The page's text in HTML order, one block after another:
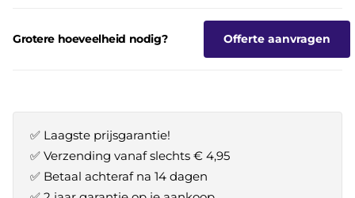
Grotere hoeveelheid nodig? Offerte aanvragen
✅ Laagste prijsgarantie!
✅ Verzending vanaf slechts € 4,95
✅ Betaal achteraf na 14 dagen